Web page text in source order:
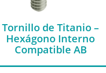
Tornillo de Titanio –
Hexágono Interno
Compatible AB